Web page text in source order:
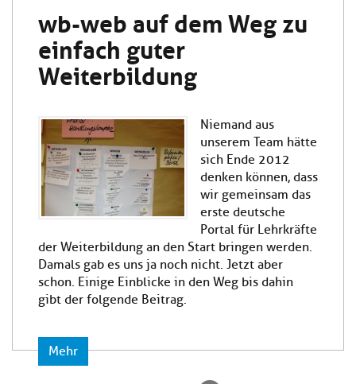
wb-web auf dem Weg zu
einfach guter
Weiterbildung
Niemand aus
unserem Team hätte
sich Ende 2012
denken können, dass
wir gemeinsam das
erste deutsche
Portal für Lehrkräfte
der Weiterbildung an den Start bringen werden.
Damals gab es uns ja noch nicht. Jetzt aber
schon. Einige Einblicke in den Weg bis dahin
gibt der folgende Beitrag.
Mehr